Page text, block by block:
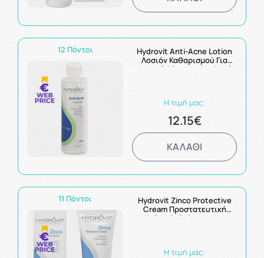
12 Πόντοι
Hydrovit Anti-Acne Lotion
Λοσιόν Καθαρισμού Για
Λιπαρά Δέρματα Με Ακμή
Η τιμή μας:
12.15€
ΚΑΛΑΘΙ
11 Πόντοι
Hydrovit Zinco Protective
Cream Προστατευτική
Κρέμα Ανάπλασης της
Η τιμή μας: